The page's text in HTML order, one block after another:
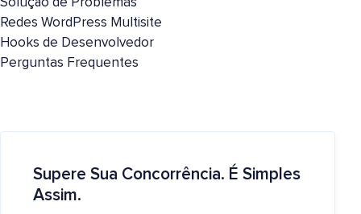
Solução de Problemas
Redes WordPress Multisite
Hooks de Desenvolvedor
Perguntas Frequentes
Supere Sua Concorrência. É Simples
Assim.